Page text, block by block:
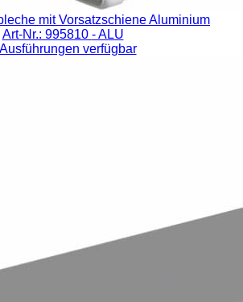
mit Vorsatzschiene Aluminium
Art-Nr.: 995810 - ALU
verfügbar